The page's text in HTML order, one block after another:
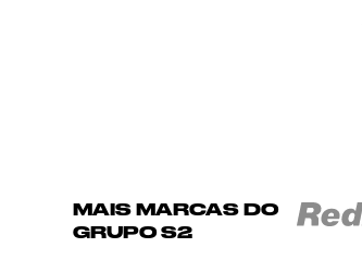
MAIS MARCAS DO
GRUPO S2